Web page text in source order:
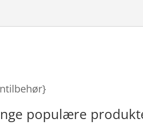
populære